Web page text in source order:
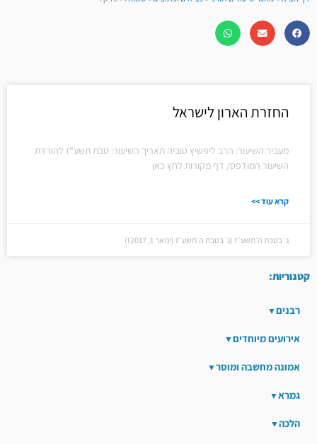
החזרת הארון לישראל
מעביר השיעור: הרב ליפשיץ טוביה תאריך השיעור: טבת תשע"ז להורדת
השיעור המודפס/ דף מקורות לחץ כאן
קרא עוד >>
ג׳ בטבת ה׳תשע״ז (ג׳ בטבת ה׳תשע״ז (ינואר 1, 2017))
קטגוריות:
רבנים
אירועים מיוחדים
אמונה מחשבה ומוסר
גמרא
הלכה